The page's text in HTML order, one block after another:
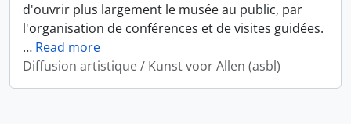
d'ouvrir plus largement le musée au public, par
l'organisation de conférences et de visites guidées.
… Read more
Diffusion artistique / Kunst voor Allen (asbl)